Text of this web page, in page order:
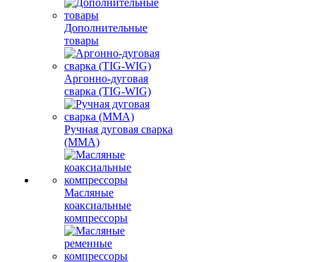
Дополнительные
товары
Аргонно-дуговая
сварка (TIG-WIG)
Ручная дуговая сварка
(MMA)
Масляные
коаксиальные
компрессоры